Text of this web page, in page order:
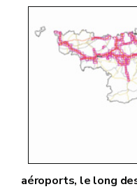
aéroports, le long